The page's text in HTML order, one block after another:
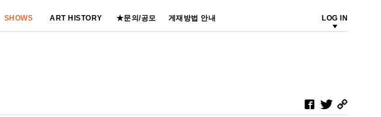
SHOWS ART HISTORY ★문의/공모 게재방법 안내 LOG IN